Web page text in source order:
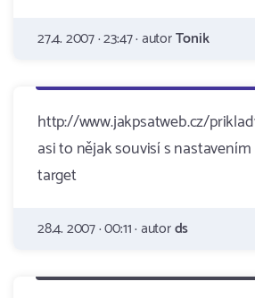
27.4. 2007 · 23:47 · autorTonik
http://www.jakpsatweb.cz/
asi to nějak souvisí s
target
28.4. 2007 · 00:11 · autords